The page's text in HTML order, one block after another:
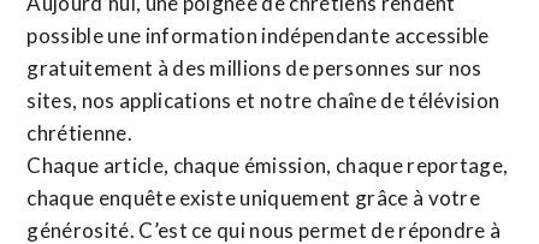
possible une information indépendante accessible
gratuitement à des millions de personnes sur nos
sites, nos applications et notre chaîne de télévision
chrétienne.
Chaque article, chaque émission, chaque reportage,
chaque enquête existe uniquement grâce à votre
générosité. C’est ce qui nous permet de répondre à